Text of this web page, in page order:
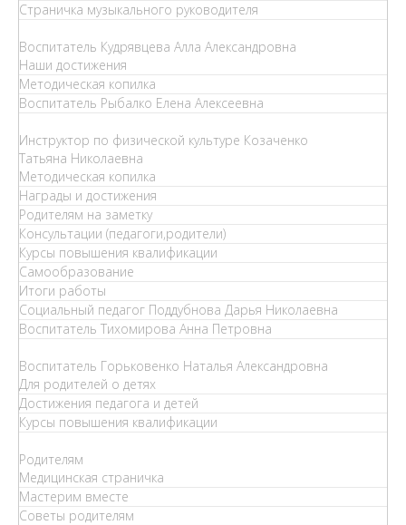
Страничка музыкального руководителя
Воспитатель Кудрявцева Алла Александровна
Наши достижения
Методическая копилка
Воспитатель Рыбалко Елена Алексеевна
Инструктор по физической культуре Козаченко
Татьяна Николаевна
Методическая копилка
Награды и достижения
Родителям на заметку
Консультации (педагоги,родители)
Курсы повышения квалификации
Самообразование
Итоги работы
Социальный педагог Поддубнова Дарья Николаевна
Воспитатель Тихомирова Анна Петровна
Воспитатель Горьковенко Наталья Александровна
Для родителей о детях
Достижения педагога и детей
Курсы повышения квалификации
Родителям
Медицинская страничка
Мастерим вместе
Советы родителям